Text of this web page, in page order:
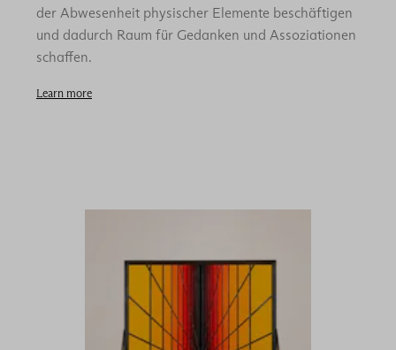
der Abwesenheit physischer Elemente beschäftigen
und dadurch Raum für Gedanken und Assoziationen
schaffen.
Learn more